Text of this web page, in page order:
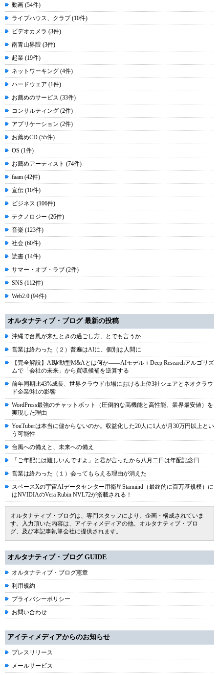
動画 (54件)
ライブハウス、クラブ (10件)
ビデオカメラ (3件)
南青山界隈 (3件)
起業 (19件)
ネットワーキング (4件)
ハードウェア (1件)
お薦めのサービス (33件)
コンサルティング (2件)
アプリケーション (2件)
お薦めCD (55件)
OS (1件)
お薦めアーティスト (74件)
faam (42件)
宣伝 (10件)
ビジネス (106件)
テクノロジー (26件)
音楽 (123件)
社会 (60件)
読書 (14件)
サマー・オブ・ラブ (2件)
SNS (112件)
Web2.0 (94件)
オルタナティブ・ブログ 最新の投稿
沖縄で台風が来たときの過ごし方、とでも言うか
営業は終わった（２）普遍はAIに、個別は人間に
【完全解説】AI駆動型M&Aとは何か――AIモデル＋Deep Researchアルゴリズ
ムで「会社の未来」から買収候補を逆算する
前年同期比43%成長、世界クラウド市場における上位3社シェアとネオクラウ
ド企業9社の影響
WordPress最強のチャットボット（圧倒的な高機能と高性能、業界最安値）を
実現した理由
YouTuberは本当に儲からないのか。収益化した20人に1人が月30万円以上とい
う可能性
台風への備えと、未来への備え
「ご年配には難しいんですよ」と君が言ったから八月二日は年配記念日
営業は終わった（１）会ってもらえる理由が消えた
スペースXの宇宙AIデータセンター用衛星Starmind（最終的に百万基規模）に
はNVIDIAのVera Rubin NVL72が搭載される！
オルタナティブ・ブログは、専門スタッフにより、企画・構成されていま
す。入力頂いた内容は、アイティメディアの他、オルタナティブ・ブロ
グ、及び本記事執筆会社に提供されます。
オルタナティブ・ブログ GUIDE
オルタナティブ・ブログ憲章
利用規約
プライバシーポリシー
お問い合わせ
アイティメディアからのお知らせ
プレスリリース
メールサービス